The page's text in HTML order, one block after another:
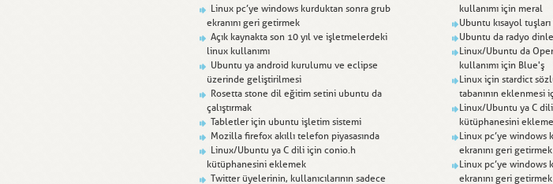
Linux pc’ye windows kurduktan sonra grub
ekranını geri getirmek
Açık kaynakta son 10 yıl ve işletmelerdeki
linux kullanımı
Ubuntu ya android kurulumu ve eclipse
üzerinde geliştirilmesi
Rosetta stone dil eğitim setini ubuntu da
çalıştırmak
Tabletler için ubuntu işletim sistemi
Mozilla firefox akıllı telefon piyasasında
Linux/Ubuntu ya C dili için conio.h
kütüphanesini eklemek
Twitter üyelerinin, kullanıcılarının sadece
kullanımı için meral
Ubuntu kısayol tuşları
Ubuntu da radyo
Linux/Ubuntu da
kullanımı için Blue'ş
Linux için stardict
tabanının eklenmesi
Linux/Ubuntu ya C
kütüphanesini
Linux pc’ye windows
ekranını geri getirmek
Linux pc’ye windows
ekranını geri getirmek